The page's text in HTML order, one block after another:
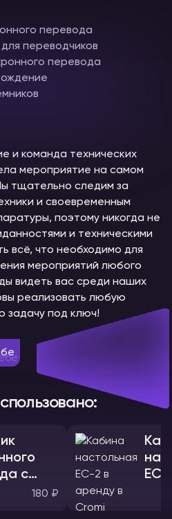
перевода
переводчиков
перевода
и команда технических
мероприятие на самом
тщательно следим за
и своевременным
поэтому никогда не
и техническими
всё, что необходимо для
мероприятий любого
видеть вас среди наших
реализовать любую
задачу под ключ!
с
180 ₽
ЕС-